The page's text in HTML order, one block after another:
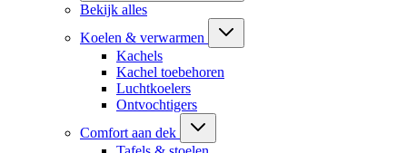
Bekijk alles
Koelen & verwarmen
Kachels
Kachel toebehoren
Luchtkoelers
Ontvochtigers
Comfort aan dek